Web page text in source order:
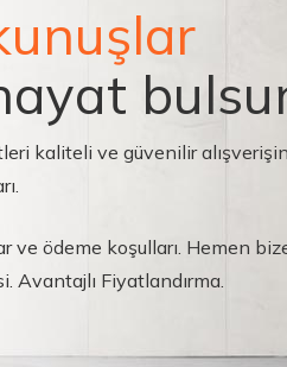
kaliteli ve güvenilir
ve ödeme koşulları. Hemen
Avantajlı Fiyatlandırma.